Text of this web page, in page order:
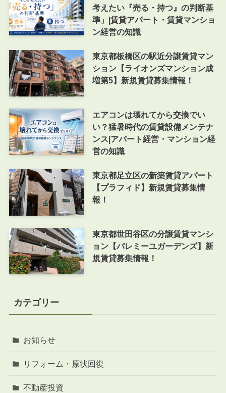
考えたい『売る・持つ』の判断基
準」|賃貸アパート・賃貸マンショ
ン経営の知識
東京都板橋区の駅近分譲賃貸マン
ション【ライオンズマンション成
増第5】新規賃貸募集情報！
エアコンは壊れてから交換でい
い？猛暑時代の賃貸設備メンテナ
ンス|アパート経営・マンション経
営の知識
東京都足立区の新築賃貸アパート
【プラフィド】新規賃貸募集情
報！
東京都世田谷区の分譲賃貸マンシ
ョン【パレミーユガーデンズ】新
規賃貸募集情報！
カテゴリー
お知らせ
リフォーム・原状回復
不動産投資